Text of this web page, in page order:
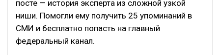
посте — история эксперта из сложной узкой
ниши. Помогли ему получить 25 упоминаний в
СМИ и бесплатно попасть на главный
федеральный канал.